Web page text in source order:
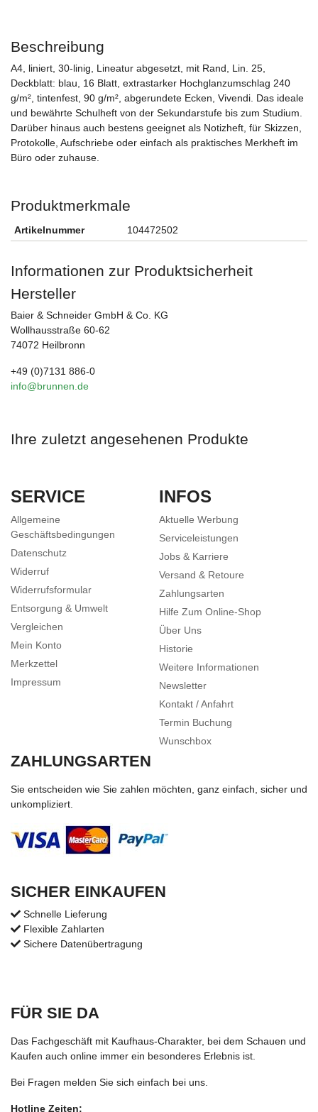
Beschreibung
A4, liniert, 30-linig, Lineatur abgesetzt, mit Rand, Lin. 25,
Deckblatt: blau, 16 Blatt, extrastarker Hochglanzumschlag 240
g/m², tintenfest, 90 g/m², abgerundete Ecken, Vivendi. Das ideale
und bewährte Schulheft von der Sekundarstufe bis zum Studium.
Darüber hinaus auch bestens geeignet als Notizheft, für Skizzen,
Protokolle, Aufschriebe oder einfach als praktisches Merkheft im
Büro oder zuhause.
Produktmerkmale
Artikelnummer 104472502
Informationen zur Produktsicherheit
Hersteller
Baier & Schneider GmbH & Co. KG
Wollhausstraße 60-62
74072 Heilbronn
+49 (0)7131 886-0
info@brunnen.de
Ihre zuletzt angesehenen Produkte
SERVICE
Allgemeine
Geschäftsbedingungen
Datenschutz
Widerruf
Widerrufsformular
Entsorgung & Umwelt
Vergleichen
Mein Konto
Merkzettel
Impressum
INFOS
Aktuelle Werbung
Serviceleistungen
Jobs & Karriere
Versand & Retoure
Zahlungsarten
Hilfe Zum Online-Shop
Über Uns
Historie
Weitere Informationen
Newsletter
Kontakt / Anfahrt
Termin Buchung
Wunschbox
ZAHLUNGSARTEN
Sie entscheiden wie Sie zahlen möchten, ganz einfach, sicher und
unkompliziert.
SICHER EINKAUFEN
Schnelle Lieferung
Flexible Zahlarten
Sichere Datenübertragung
FÜR SIE DA
Das Fachgeschäft mit Kaufhaus-Charakter, bei dem Schauen und
Kaufen auch online immer ein besonderes Erlebnis ist.
Bei Fragen melden Sie sich einfach bei uns.
Hotline Zeiten: